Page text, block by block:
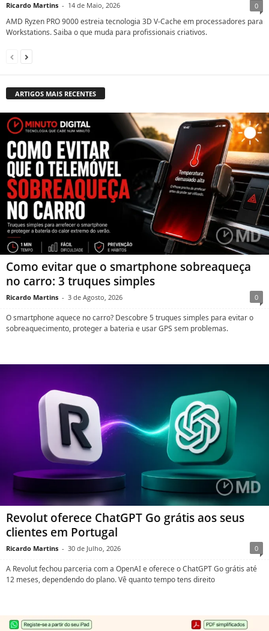
Ricardo Martins - 14 de Maio, 2026 0
AMD Ryzen PRO 9000 estreia tecnologia 3D V-Cache em processadores para
Workstations. Saiba o que muda para profissionais criativos.
ARTIGOS MAIS RECENTES
Como evitar que o smartphone sobreaqueça
no carro: 3 truques simples
Ricardo Martins - 3 de Agosto, 2026 0
O smartphone aquece no carro? Descobre 5 truques simples para evitar o
sobreaquecimento, proteger a bateria e usar GPS sem problemas.
Revolut oferece ChatGPT Go grátis aos seus
clientes em Portugal
Ricardo Martins - 30 de Julho, 2026 0
A Revolut fechou parceria com a OpenAI e oferece o ChatGPT Go grátis até
12 meses, dependendo do plano. Vê quanto tempo tens direito